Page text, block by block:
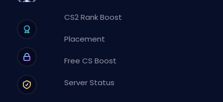
CS2 Rank Boost
Placement
Free CS Boost
Server Status